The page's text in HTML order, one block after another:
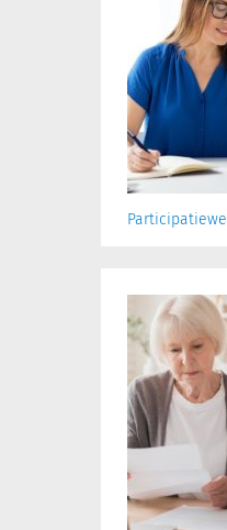
indexeren
maximum
uurprijs
voor
2026
Toeslagen
attendeert
150.000
huishoudens
mogelijk
recht
zorgtoeslag